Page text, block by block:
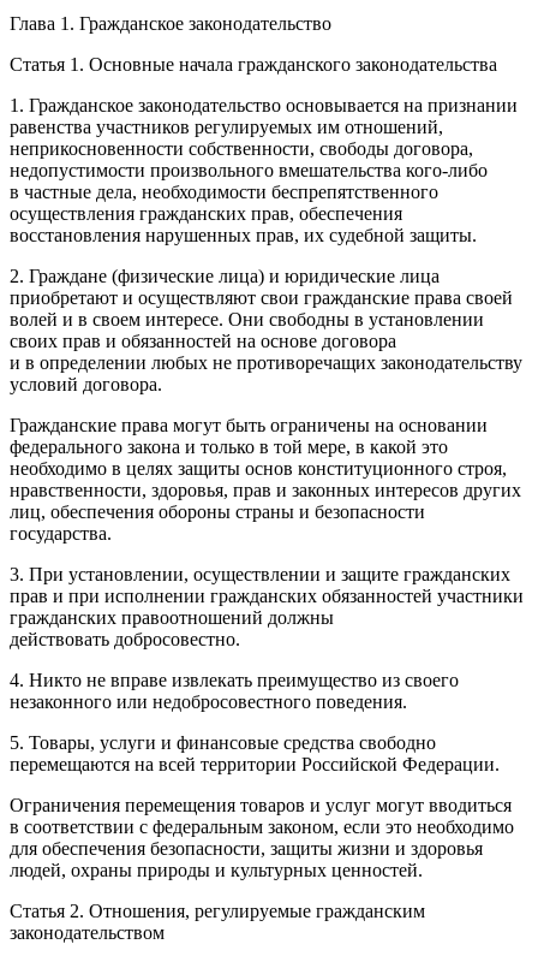
Глава 1. Гражданское законодательство
Статья 1. Основные начала гражданского законодательства
1. Гражданское законодательство основывается на признании
равенства участников регулируемых им отношений,
неприкосновенности собственности, свободы договора,
недопустимости произвольного вмешательства кого-либо
в частные дела, необходимости беспрепятственного
осуществления гражданских прав, обеспечения
восстановления нарушенных прав, их судебной защиты.
2. Граждане (физические лица) и юридические лица
приобретают и осуществляют свои гражданские права своей
волей и в своем интересе. Они свободны в установлении
своих прав и обязанностей на основе договора
и в определении любых не противоречащих законодательству
условий договора.
Гражданские права могут быть ограничены на основании
федерального закона и только в той мере, в какой это
необходимо в целях защиты основ конституционного строя,
нравственности, здоровья, прав и законных интересов других
лиц, обеспечения обороны страны и безопасности
государства.
3. При установлении, осуществлении и защите гражданских
прав и при исполнении гражданских обязанностей участники
гражданских правоотношений должны
действовать добросовестно.
4. Никто не вправе извлекать преимущество из своего
незаконного или недобросовестного поведения.
5. Товары, услуги и финансовые средства свободно
перемещаются на всей территории Российской Федерации.
Ограничения перемещения товаров и услуг могут вводиться
в соответствии с федеральным законом, если это необходимо
для обеспечения безопасности, защиты жизни и здоровья
людей, охраны природы и культурных ценностей.
Статья 2. Отношения, регулируемые гражданским
законодательством